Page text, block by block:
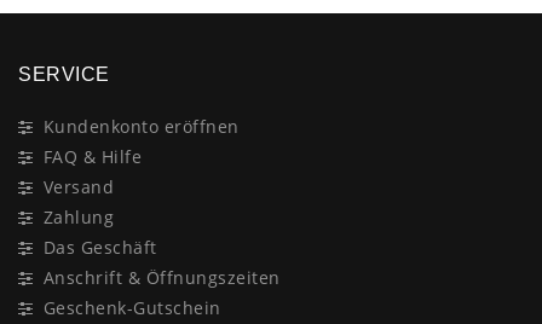
SERVICE
Kundenkonto eröffnen
FAQ & Hilfe
Versand
Zahlung
Das Geschäft
Anschrift & Öffnungszeiten
Geschenk-Gutschein